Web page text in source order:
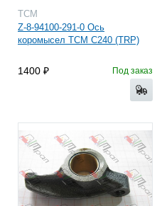
TCM
Z-8-94100-291-0 Ось
коромысел TCM C240 (TRP)
1400 Под заказ